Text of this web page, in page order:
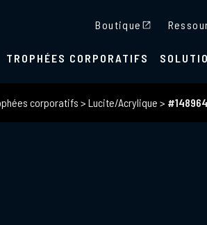
Boutique
TROPHÉES CORPORATIFS
corporatifs > Lucite/Acrylique > #148964